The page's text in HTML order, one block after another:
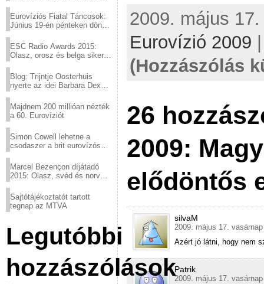
Eurovíziós Fiatal Táncosok:
Június 19-én pénteken döntő
ESC Radio Awards 2015:
Olasz, orosz és belga siker,
Blog: Trijntje Oosterhuis
nyerte az idei Barbara Dex
Majdnem 200 millióan nézték
a 60. Eurovíziót
Simon Cowell lehetne a
csodaszer a brit eurovízós
Marcel Bezençon díjátadó
2015: Olasz, svéd és norvég
Sajtótájékoztatót tartott
tegnap az MTVA
Legutóbbi
hozzászólások
2009. május
Eurovízió 2009
(Hozzászólás
26
2009:
elődöntős
silvaM
2009. május 17.
Azért jó látni, hogy nem
Patrik
2009. május 17.